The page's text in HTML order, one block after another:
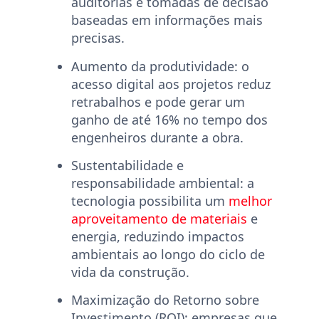
baseadas em informações mais
precisas.
Aumento da produtividade: o
acesso digital aos projetos reduz
retrabalhos e pode gerar um
ganho de até 16% no tempo dos
engenheiros durante a obra.
Sustentabilidade e
responsabilidade ambiental: a
tecnologia possibilita um melhor
aproveitamento de materiais e
energia, reduzindo impactos
ambientais ao longo do ciclo de
vida da construção.
Maximização do Retorno sobre